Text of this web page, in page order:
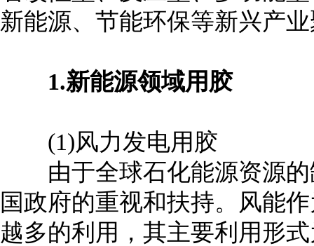
新能源、节能环保等新兴产
1.新能源领域用胶
(1)风力发电用胶
由于全球石化能源资源的
国政府的重视和扶持。风能
越多的利用，其主要利用形